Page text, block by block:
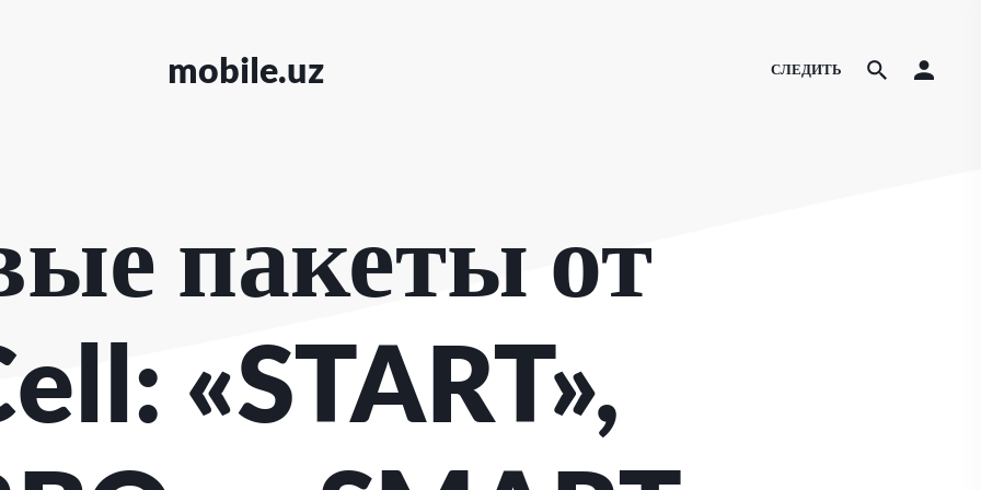
mobile.uz СЛЕДИТЬ
пакеты от
«START»,